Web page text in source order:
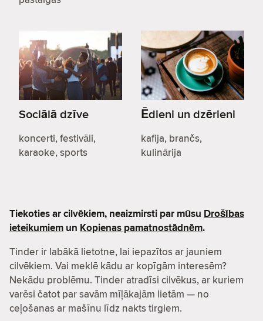
Sociālā dzīve
koncerti, festivāli,
karaoke, sports
Ēdieni un dzērieni
kafija, brančs,
kulinārija
Tiekoties ar cilvēkiem, neaizmirsti par mūsu Drošības
ieteikumiem un Kopienas pamatnostādnēm.
Tinder ir labākā lietotne, lai iepazītos ar jauniem
cilvēkiem. Vai meklē kādu ar kopīgām interesēm?
Nekādu problēmu. Tinder atradīsi cilvēkus, ar kuriem
varēsi čatot par savām mīļākajām lietām — no
ceļošanas ar mašīnu līdz nakts tirgiem.